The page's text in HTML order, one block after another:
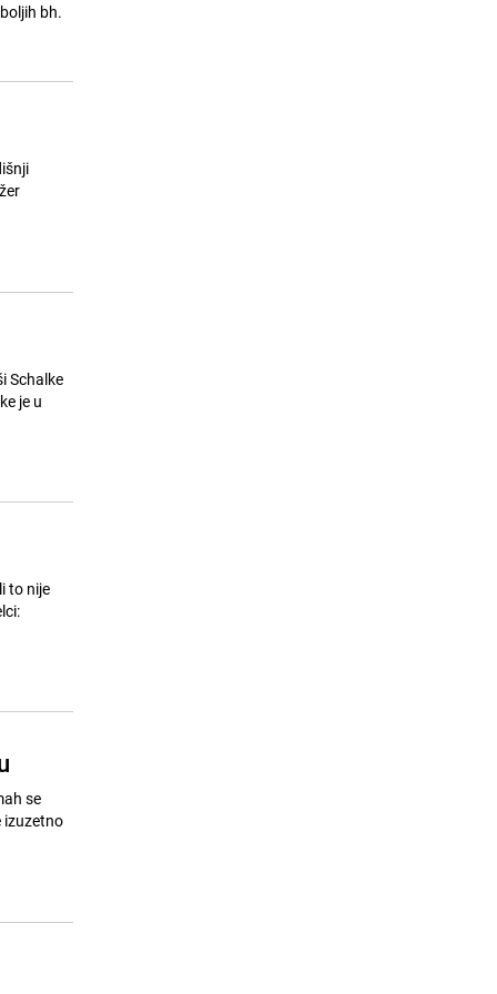
bh.
Schalke
je u
to nije
se
izuzetno